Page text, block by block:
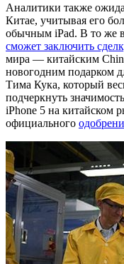
Аналитики также
Китае, учитывая его
обычным iPad. В то же
сможет заключить
мира — китайским
новогодним подарком
Тима Кука, который
подчеркнуть
iPhone 5 на китайском
официального